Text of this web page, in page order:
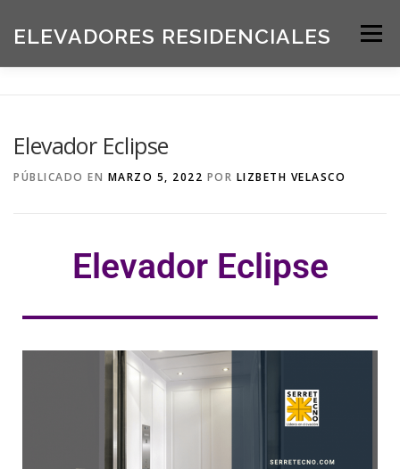
ELEVADORES RESIDENCIALES Menú
Elevador Eclipse
PÚBLICADO EN MARZO 5, 2022 POR LIZBETH VELASCO
Elevador Eclipse